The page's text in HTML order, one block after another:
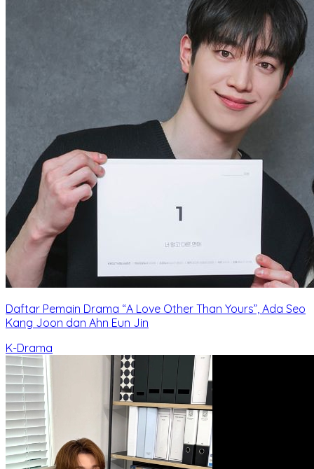
Daftar Pemain Drama “A Love Other Than Yours”, Ada Seo
Kang Joon dan Ahn Eun Jin
K-Drama